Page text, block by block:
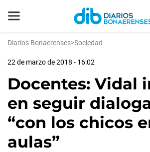
Diarios Bonaerenses>Sociedad
22 de marzo de 2018 - 16:02
Docentes: Vidal
en seguir
“con los chicos
aulas”